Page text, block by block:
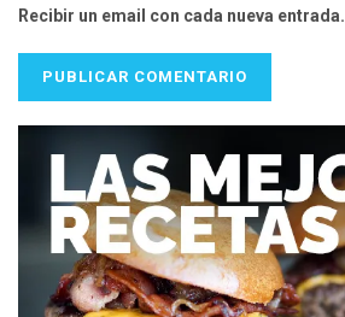
Recibir un email con cada nueva entrada.